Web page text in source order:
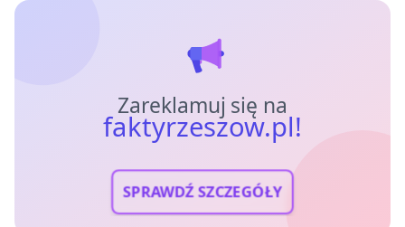
Zareklamuj się na
faktyrzeszow.pl!
SPRAWDŹ SZCZEGÓŁY